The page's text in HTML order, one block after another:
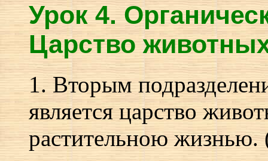
Урок 4.О
Царство
1. Вторым
является царство
растительною жизнью.